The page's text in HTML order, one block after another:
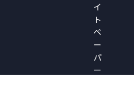
イ
ト
ペ
ー
パ
ー